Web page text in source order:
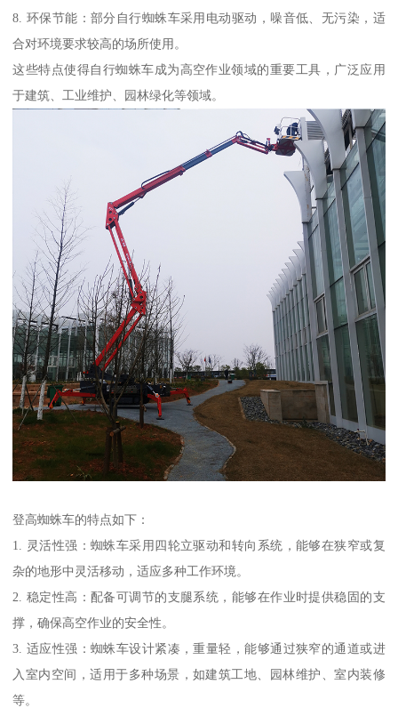
8. 环保节能：部分自行蜘蛛车采用电动驱动，噪音低、无污染，适
合对环境要求较高的场所使用。
这些特点使得自行蜘蛛车成为高空作业领域的重要工具，广泛应用
于建筑、工业维护、园林绿化等领域。
登高蜘蛛车的特点如下：
1. 灵活性强：蜘蛛车采用四轮立驱动和转向系统，能够在狭窄或复
杂的地形中灵活移动，适应多种工作环境。
2. 稳定性高：配备可调节的支腿系统，能够在作业时提供稳固的支
撑，确保高空作业的安全性。
3. 适应性强：蜘蛛车设计紧凑，重量轻，能够通过狭窄的通道或进
入室内空间，适用于多种场景，如建筑工地、园林维护、室内装修
等。